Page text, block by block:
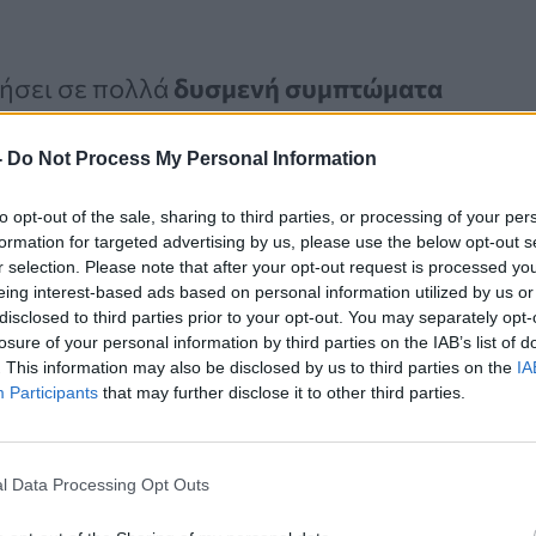
Do Not Process My Personal Information
opt-out of the sale, sharing to third parties, or processing of your
for targeted advertising by us, please use the below opt-out
selection. Please note that after your opt-out request is processed
interest-based ads based on personal information utilized by us
to third parties prior to your opt-out. You may separately
of your personal information by third parties on the IAB’s list of
This information may also be disclosed by us to third parties on the
Participants that may further disclose it to other third parties.
Data Processing Opt Outs
σε πολλά δυσμενή συμπτώματα
μπορείτε πραγματικά να
από ορισμένα από αυτά τα
Καρκίνος Προστάτη:
Επεμβατική Εστιακή